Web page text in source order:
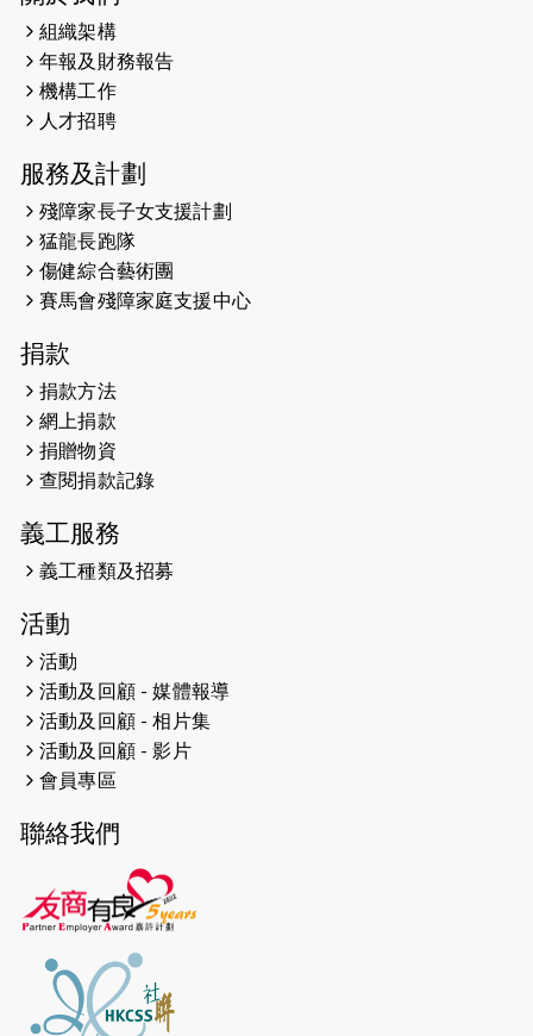
2026-05-22
2026-05-21
2026-05-14
（19:00開始）
2026-05-07
開始）
2026-04-30
2026-04-25
2026-04-24
2026-04-23
2026-04-19
2026-04-16
猛龍長跑隊恆常練習 - 4月16日
（19:00開始）
2026-04-12
2026-04-11
2026-04-10 太古家＋賞系列：漫步魔術與音樂
2026-04-09
組織架構
年報及財務報告
機構工作
人才招聘
服務及計劃
殘障家長子女支援計劃
猛龍長跑隊
傷健綜合藝術團
賽馬會殘障家庭支援中心
捐款
捐款方法
網上捐款
捐贈物資
查閱捐款記錄
義工服務
義工種類及招募
活動
活動
活動及回顧 - 媒體報導
活動及回顧 - 相片集
活動及回顧 - 影片
會員專區
聯絡我們